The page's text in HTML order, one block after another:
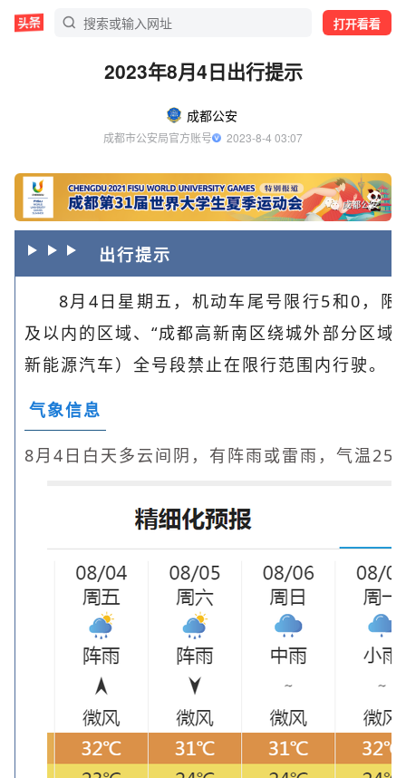
打开看看
2023年8月4日出行提示
成都公安
成都市公安局官方账号
  2023-8-4 03:07
出行提示
8月4日星期五，机动车尾号限行5和0，
及以内的区域、“成都高新南区绕城外部分区域
新能源汽车）全号段禁止在限行范围内行驶。
气象信息
8月4日白天多云间阴，有阵雨或雷雨，气温